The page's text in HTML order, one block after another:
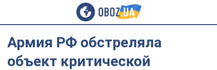
Армия РФ обстреляла
объект критической